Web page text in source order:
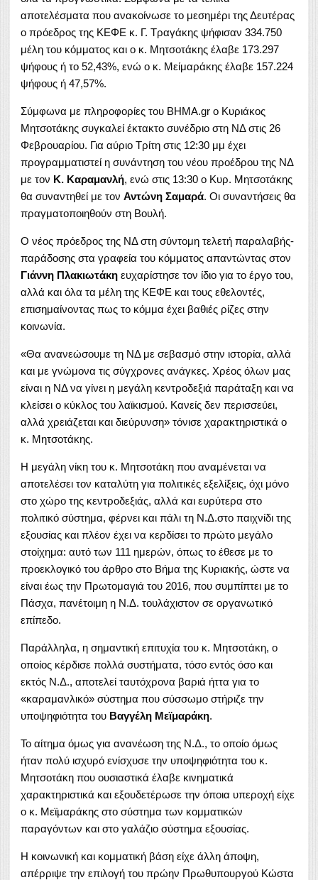
αποτελέσματα που ανακοίνωσε το μεσημέρι της Δευτέρας
ο πρόεδρος της ΚΕΦΕ κ. Γ. Τραγάκης ψήφισαν 334.750
μέλη του κόμματος και ο κ. Μητσοτάκης έλαβε 173.297
ψήφους ή το 52,43%, ενώ ο κ. Μείμαράκης έλαβε 157.224
ψήφους ή 47,57%.
Σύμφωνα με πληροφορίες του ΒΗΜΑ.gr ο Κυριάκος
Μητσοτάκης συγκαλεί έκτακτο συνέδριο στη ΝΔ στις 26
Φεβρουαρίου. Για αύριο Τρίτη στις 12:30 μμ έχει
προγραμματιστεί η συνάντηση του νέου προέδρου της ΝΔ
με τον Κ. Καραμανλή, ενώ στις 13:30 ο Κυρ. Μητσοτάκης
θα συναντηθεί με τον Αντώνη Σαμαρά. Οι συναντήσεις θα
πραγματοποιηθούν στη Βουλή.
Ο νέος πρόεδρος της ΝΔ στη σύντομη τελετή παραλαβής-
παράδοσης στα γραφεία του κόμματος απαντώντας στον
Γιάννη Πλακιωτάκη ευχαρίστησε τον ίδιο για το έργο του,
αλλά και όλα τα μέλη της ΚΕΦΕ και τους εθελοντές,
επισημαίνοντας πως το κόμμα έχει βαθιές ρίζες στην
κοινωνία.
«Θα ανανεώσουμε τη ΝΔ με σεβασμό στην ιστορία, αλλά
και με γνώμονα τις σύγχρονες ανάγκες. Χρέος όλων μας
είναι η ΝΔ να γίνει η μεγάλη κεντροδεξιά παράταξη και να
κλείσει ο κύκλος του λαϊκισμού. Κανείς δεν περισσεύει,
αλλά χρειάζεται και διεύρυνση» τόνισε χαρακτηριστικά ο
κ. Μητσοτάκης.
Η μεγάλη νίκη του κ. Μητσοτάκη που αναμένεται να
αποτελέσει τον καταλύτη για πολιτικές εξελίξεις, όχι μόνο
στο χώρο της κεντροδεξιάς, αλλά και ευρύτερα στο
πολιτικό σύστημα, φέρνει και πάλι τη Ν.Δ.στο παιχνίδι της
εξουσίας και πλέον έχει να κερδίσει το πρώτο μεγάλο
στοίχημα: αυτό των 111 ημερών, όπως το έθεσε με το
προεκλογικό του άρθρο στο Βήμα της Κυριακής, ώστε να
είναι έως την Πρωτομαγιά του 2016, που συμπίπτει με το
Πάσχα, πανέτοιμη η Ν.Δ. τουλάχιστον σε οργανωτικό
επίπεδο.
Παράλληλα, η σημαντική επιτυχία του κ. Μητσοτάκη, ο
οποίος κέρδισε πολλά συστήματα, τόσο εντός όσο και
εκτός Ν.Δ., αποτελεί ταυτόχρονα βαριά ήττα για το
«καραμανλικό» σύστημα που σύσσωμο στήριζε την
υποψηφιότητα του Βαγγέλη Μεϊμαράκη.
Το αίτημα όμως για ανανέωση της Ν.Δ., το οποίο όμως
ήταν πολύ ισχυρό ενίσχυσε την υποψηφιότητα του κ.
Μητσοτάκη που ουσιαστικά έλαβε κινηματικά
χαρακτηριστικά και εξουδετέρωσε την όποια υπεροχή είχε
ο κ. Μεϊμαράκης στο σύστημα των κομματικών
παραγόντων και στο γαλάζιο σύστημα εξουσίας.
Η κοινωνική και κομματική βάση είχε άλλη άποψη,
απέρριψε την επιλογή του πρώην Πρωθυπουργού Κώστα